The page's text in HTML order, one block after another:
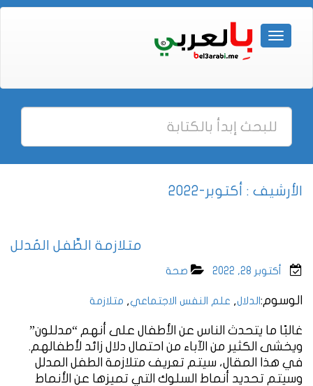
الأرشيف : أكتوبر-2022
متلازمة الطِّفل المُدلل
أكتوبر 28, 2022 صحة
الوسوم: الدلال, علم النفس الاجتماعي, متلازمة
غالبًا ما يتحدث الناس عن الأطفال على أنهم “مدللون”
ويخشى الكثير من الآباء من احتمال دلال زائد لأطفالهم.
في هذا المقال، سيتم تعريف متلازمة الطفل المدلل
وسيتم تحديد أنماط السلوك التي تميزها عن الأنماط